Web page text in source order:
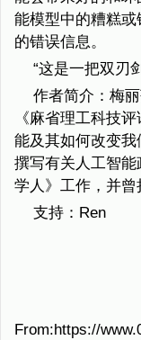
能模型中的糟糕
的错误信息。
“这是一把双刃
作者简介：梅
《麻省理工科技
能及其如何改变
撰写有关人工智
学人》工作，并曾
支持：Ren
From:https://